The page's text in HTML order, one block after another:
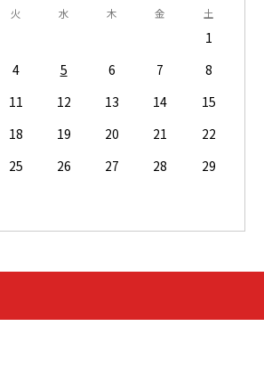
火 水 木 金 土
1
4 5 6 7
8
11 12 13 14
15
18 19 20 21
22
25 26 27 28
29